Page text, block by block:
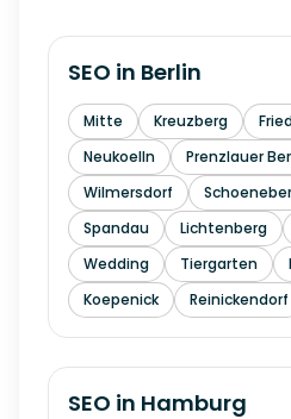
SEO in Berlin
Mitte Kreuzberg
Neukoelln
Prenzlauer
Wilmersdorf
Spandau
Lichtenberg
Wedding
Tiergarten
Koepenick
Reinickendorf
SEO in Hamburg